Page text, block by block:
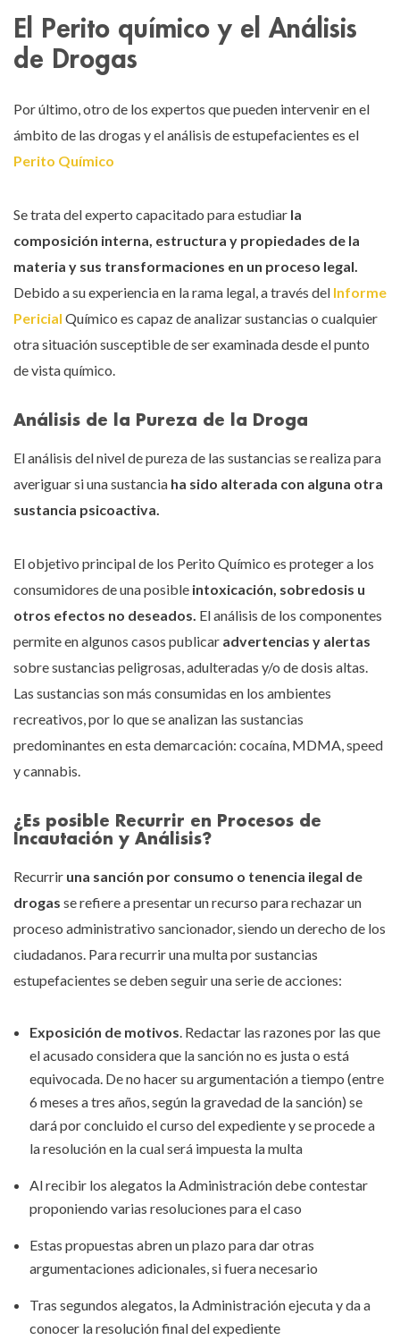
El Perito químico y el Análisis
de Drogas
Por último, otro de los expertos que pueden intervenir en el
ámbito de las drogas y el análisis de estupefacientes es el
Perito Químico
Se trata del experto capacitado para estudiar la
composición interna, estructura y propiedades de la
materia y sus transformaciones en un proceso legal.
Debido a su experiencia en la rama legal, a través del Informe
Pericial Químico es capaz de analizar sustancias o cualquier
otra situación susceptible de ser examinada desde el punto
de vista químico.
Análisis de la Pureza de la Droga
El análisis del nivel de pureza de las sustancias se realiza para
averiguar si una sustancia ha sido alterada con alguna otra
sustancia psicoactiva.
El objetivo principal de los Perito Químico es proteger a los
consumidores de una posible intoxicación, sobredosis u
otros efectos no deseados. El análisis de los componentes
permite en algunos casos publicar advertencias y alertas
sobre sustancias peligrosas, adulteradas y/o de dosis altas.
Las sustancias son más consumidas en los ambientes
recreativos, por lo que se analizan las sustancias
predominantes en esta demarcación: cocaína, MDMA, speed
y cannabis.
¿Es posible Recurrir en Procesos de
Incautación y Análisis?
Recurrir una sanción por consumo o tenencia ilegal de
drogas se refiere a presentar un recurso para rechazar un
proceso administrativo sancionador, siendo un derecho de los
ciudadanos. Para recurrir una multa por sustancias
estupefacientes se deben seguir una serie de acciones:
Exposición de motivos. Redactar las razones por las que
el acusado considera que la sanción no es justa o está
equivocada. De no hacer su argumentación a tiempo (entre
6 meses a tres años, según la gravedad de la sanción) se
dará por concluido el curso del expediente y se procede a
la resolución en la cual será impuesta la multa
Al recibir los alegatos la Administración debe contestar
proponiendo varias resoluciones para el caso
Estas propuestas abren un plazo para dar otras
argumentaciones adicionales, si fuera necesario
Tras segundos alegatos, la Administración ejecuta y da a
conocer la resolución final del expediente